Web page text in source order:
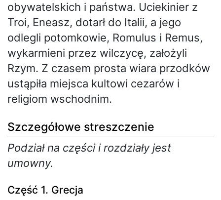
obywatelskich i państwa. Uciekinier z
Troi, Eneasz, dotarł do Italii, a jego
odlegli potomkowie, Romulus i Remus,
wykarmieni przez wilczycę, założyli
Rzym. Z czasem prosta wiara przodków
ustąpiła miejsca kultowi cezarów i
religiom wschodnim.
Szczegółowe streszczenie
Podział na części i rozdziały jest
umowny.
Część 1. Grecja